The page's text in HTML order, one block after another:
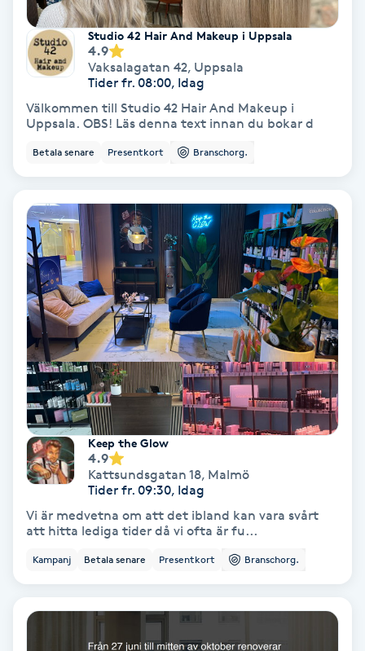
Fotvård
Fransar
Fransborttagning
Fransförlängning
Fransförlängning Megavolym
Fransförlängning Volym
Fransk manikyr
Fransrengöring
Frekvensterapi
Friskvårdsmassage
Frisör
Funktionsanalys
Studio 42 Hair And Makeup i Uppsala
4.9
Vaksalagatan 42, Uppsala
Tider fr. 08:00, Idag
Välkommen till Studio 42 Hair And Makeup i
Uppsala. OBS! Läs denna text innan du bokar d
Betala senare Presentkort Branschorg.
Keep the Glow
4.9
Kattsundsgatan 18, Malmö
Tider fr. 09:30, Idag
Vi är medvetna om att det ibland kan vara svårt
att hitta lediga tider då vi ofta är fu...
Kampanj Betala senare Presentkort Branschorg.